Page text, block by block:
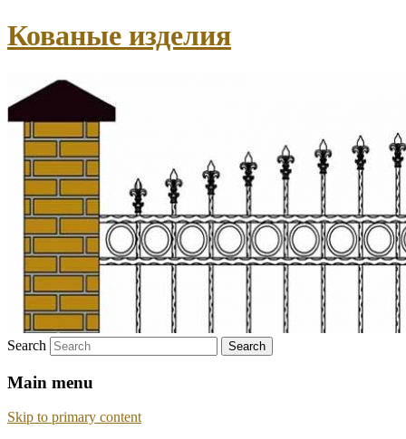
Кованые изделия
Search
Main menu
Skip to primary content